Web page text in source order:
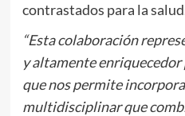
contrastados para la
“Esta colaboración
y altamente
que nos permite
multidisciplinar que